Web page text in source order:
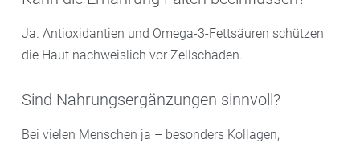
Ja. Antioxidantien und Omega-3-Fettsäuren schützen
die Haut nachweislich vor Zellschäden.
Sind Nahrungsergänzungen sinnvoll?
Bei vielen Menschen ja – besonders Kollagen,